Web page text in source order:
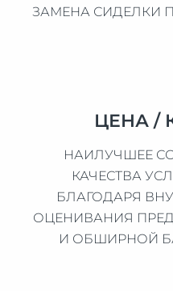
ЗАМЕНА СИДЕЛКИ
ЦЕНА /
НАИЛУЧШЕЕ
КАЧЕСТВА
БЛАГОДАРЯ
ОЦЕНИВАНИЯ
И ОБШИРНОЙ